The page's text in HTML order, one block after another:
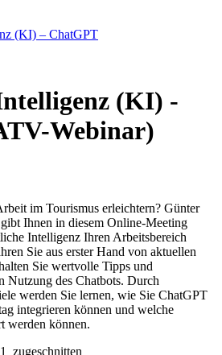
(KI) – ChatGPT
(KI) -
Webinar)
im Tourismus erleichtern? Günter
Ihnen in diesem Online-Meeting
Intelligenz Ihren Arbeitsbereich
Sie aus erster Hand von aktuellen
Sie wertvolle Tipps und
Nutzung des Chatbots. Durch
werden Sie lernen, wie Sie ChatGPT
integrieren können und welche
werden können.